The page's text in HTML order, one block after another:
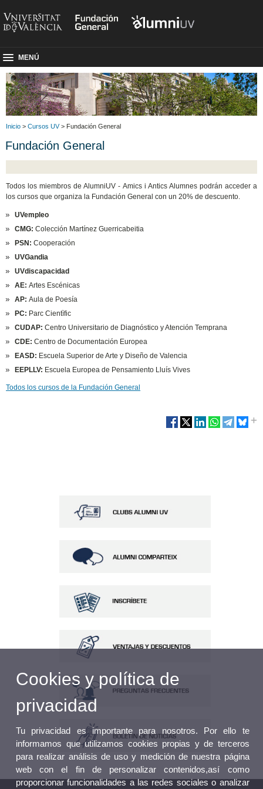
MENÚ
Inicio > Cursos UV> Fundación General
Fundación General
Todos los miembros de AlumniUV - Amics i Antics Alumnes podrán acceder a
los cursos que organiza la Fundación General con un 20% de descuento.
UVempleo
CMG:Colección Martínez Guerricabeitia
PSN:Cooperación
UVGandia
UVdiscapacidad
AE:Artes Escénicas
AP:Aula de Poesía
PC: Parc Cientìfic
CUDAP:Centro Universitario de Diagnóstico y Atención Temprana
CDE:Centro de Documentación Europea
EASD: Escuela Superior de Arte y Diseño de Valencia
EEPLLV: Escuela Europea de Pensamiento Lluís Vives
Todos los cursos de la Fundación General
Cookies y política de
privacidad
Tu privacidad es importante para nosotros. Por ello te
informamos que utilizamos cookies propias y de terceros
para realizar análisis de uso y medición de nuestra página
web con el fin de personalizar contenidos,así como
proporcionar funcionalidades a las redes sociales o analizar